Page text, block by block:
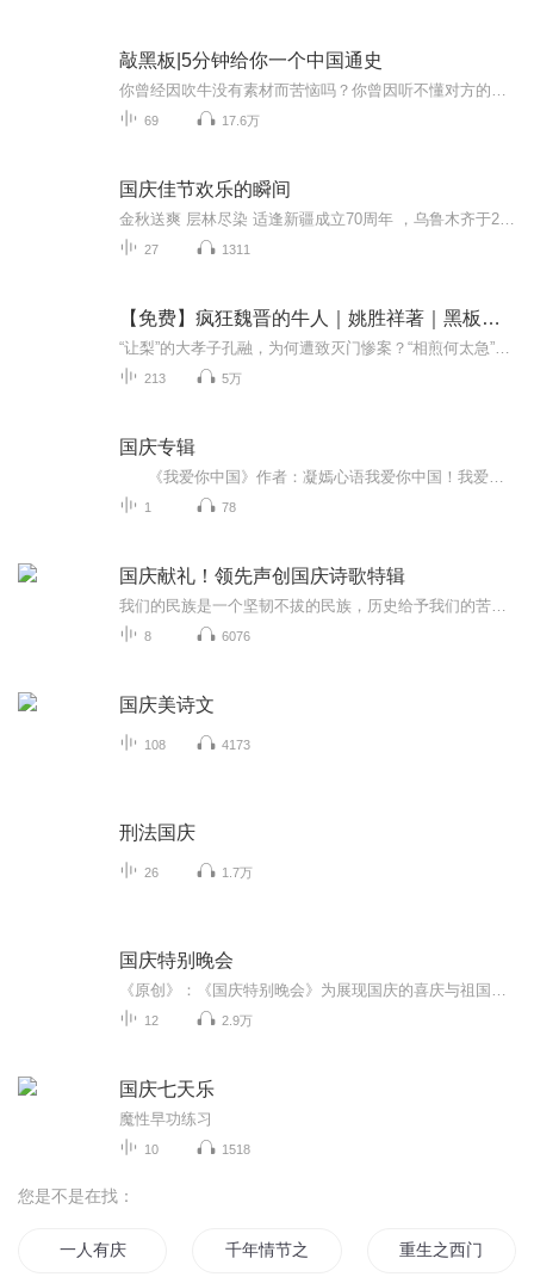
敲黑板|5分钟给你一个中国通史
69 17.6万
国庆佳节欢乐的瞬间
27 1311
【免费】疯狂魏晋的牛人｜姚胜祥著｜黑板上有怪兽演播
213 5万
国庆专辑
1 78
国庆献礼！领先声创国庆诗歌特辑
8 6076
国庆美诗文
108 4173
刑法国庆
26 1.7万
国庆特别晚会
12 2.9万
国庆七天乐
魔性早功练习
10 1518
您是不是在找：
一人有庆 千年情节之三生三世 重生之西门庆